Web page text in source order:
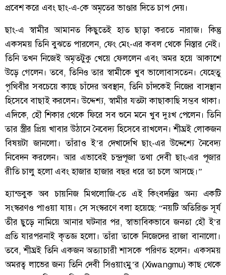
প্রবেশ করে এবং ছাং-এ-কে অমৃতের ভাণ্ডার দিতে চাপ দেয়।
ছাং-এ স্বামীর আমানত কিছুতেই হাত ছাড়া করতে নারাজ। কিন্তু
একসময় তিনি বুঝতে পারলেন, ফেং মেং-এর কবল থেকে নিস্তার নেই।
তিনি তখন নিজেই অমৃতটুকু খেয়ে ফেললেন এবং অমর হয়ে আকাশে
উড়ে গেলেন। তবে, তিনিও তার স্বামীকে খুব ভালোবাসতেন। যেহেতু
পৃথিবীর সবচেয়ে কাছে চাঁদের অবস্থান, তিনি চাঁদকেই নিজের বাসস্থান
হিসেবে বাছাই করলেন। উদ্দেশ্য, স্বামীর যতটা কাছাকাছি সম্ভব থাকা।
এদিকে, হৌ শিকার থেকে ফিরে সব শুনে মনে খুব দুঃখ পেলেন। তিনি
তার স্ত্রীর প্রিয় খাবার উঠানে নৈবেদ্য হিসেবে রাখলেন। শীঘ্রই লোকজন
বিষয়টা জানলো। তাঁরাও ই’র দেখাদেখি ছাং-এর উদ্দেশ্যে নৈবেদ্য
নিবেদন করলেন। আর এভাবেই চন্দ্রপূজা তথা দেবী ছাং-এর পূজার
রীতি চালু হলো এবং হাজার হাজার বছর ধরে তা চলে আসছে।”
হ্যান্ডবুক অব চায়নিজ মিথলোজি-তে এই কিংবদন্তির অন্য একটি
সংস্করণও পাওয়া যায়। সে সংস্করণে বলা হয়েছে: “নয়টি অতিরিক্ত সূর্য
তীর ছুড়ে নামিয়ে আনার ঘটনার পর, স্বাভাবিকভাবে জনতা হৌ ই’র
প্রতি যারপরনাই কৃতজ্ঞ হলো। তাঁরা তাকে নিজেদের রাজা বানালো।
তবে, শীঘ্রই তিনি একজন অত্যাচারী শাসকে পরিণত হলেন। একসময়
অমরত্ব লাভের জন্য তিনি দেবী সিওয়াংমু’র (Xiwangmu) কাছ থেকে